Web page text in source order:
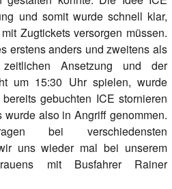
und somit wurde schnell klar,
Zugtickets versorgen müssen.
erstens anders und zweitens als
Ansetzung und der
um 15:30 Uhr spielen, wurde
gebuchten ICE stornieren
also in Angriff genommen.
bei verschiedensten
uns wieder mal bei unserem
mit Busfahrer Rainer